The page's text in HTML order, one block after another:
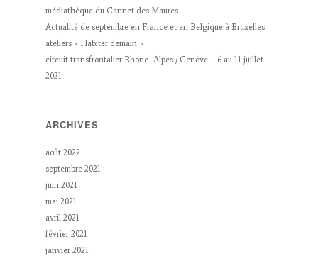
médiathèque du Cannet des Maures
Actualité de septembre en France et en Belgique à Bruxelles :
ateliers « Habiter demain »
circuit transfrontalier Rhone- Alpes / Genève – 6 au 11 juillet
2021
ARCHIVES
août 2022
septembre 2021
juin 2021
mai 2021
avril 2021
février 2021
janvier 2021